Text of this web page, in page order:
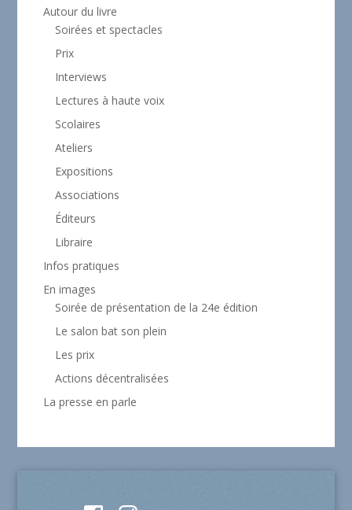
Autour du livre
Soirées et spectacles
Prix
Interviews
Lectures à haute voix
Scolaires
Ateliers
Expositions
Associations
Éditeurs
Libraire
Infos pratiques
En images
Soirée de présentation de la 24e édition
Le salon bat son plein
Les prix
Actions décentralisées
La presse en parle